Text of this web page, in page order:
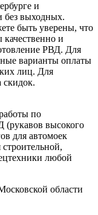
и
без выходных.
быть уверены, что
и
РВД. Для
варианты оплаты
лиц. Для
скидок.
по
(рукавов высокого
для автомоек
любой
области